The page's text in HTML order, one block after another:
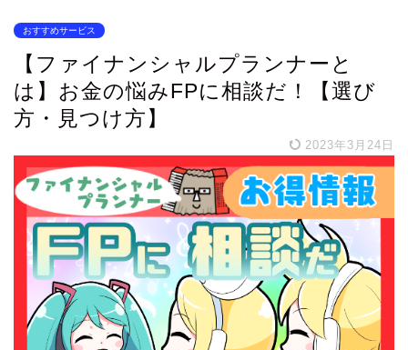
おすすめサービス
【ファイナンシャルプランナーと
は】お金の悩みFPに相談だ！【選び
方・見つけ方】
2023年3月24日